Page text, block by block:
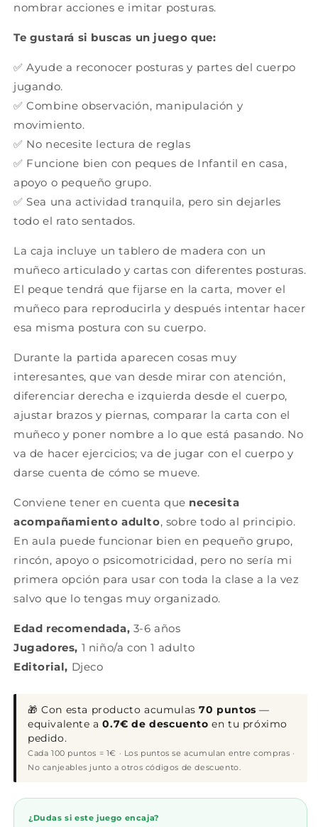
nombrar acciones e imitar posturas.
Te gustará si buscas un juego que:
✅ Ayude a reconocer posturas y partes del cuerpo
jugando.
✅ Combine observación, manipulación y
movimiento.
✅ No necesite lectura de reglas
✅ Funcione bien con peques de Infantil en casa,
apoyo o pequeño grupo.
✅ Sea una actividad tranquila, pero sin dejarles
todo el rato sentados.
La caja incluye un tablero de madera con un
muñeco articulado y cartas con diferentes posturas.
El peque tendrá que fijarse en la carta, mover el
muñeco para reproducirla y después intentar hacer
esa misma postura con su cuerpo.
Durante la partida aparecen cosas muy
interesantes, que van desde mirar con atención,
diferenciar derecha e izquierda desde el cuerpo,
ajustar brazos y piernas, comparar la carta con el
muñeco y poner nombre a lo que está pasando. No
va de hacer ejercicios; va de jugar con el cuerpo y
darse cuenta de cómo se mueve.
Conviene tener en cuenta que necesita
acompañamiento adulto, sobre todo al principio.
En aula puede funcionar bien en pequeño grupo,
rincón, apoyo o psicomotricidad, pero no sería mi
primera opción para usar con toda la clase a la vez
salvo que lo tengas muy organizado.
Edad recomendada, 3-6 años
Jugadores, 1 niño/a con 1 adulto
Editorial, Djeco
🎁 Con esta producto acumulas70 puntos —
equivalente a0.7€ de descuento en tu próximo
pedido.
Cada 100 puntos = 1€ · Los puntos se acumulan entre compras ·
No canjeables junto a otros códigos de descuento.
¿Dudas si este juego encaja?